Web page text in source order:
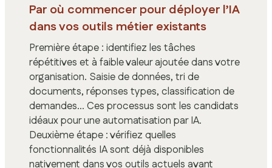
Par où commencer pour déployer l’IA
dans vos outils métier existants
Première étape : identifiez les tâches
répétitives et à faible valeur ajoutée dans votre
organisation. Saisie de données, tri de
documents, réponses types, classification de
demandes… Ces processus sont les candidats
idéaux pour une automatisation par IA.
Deuxième étape : vérifiez quelles
fonctionnalités IA sont déjà disponibles
nativement dans vos outils actuels avant